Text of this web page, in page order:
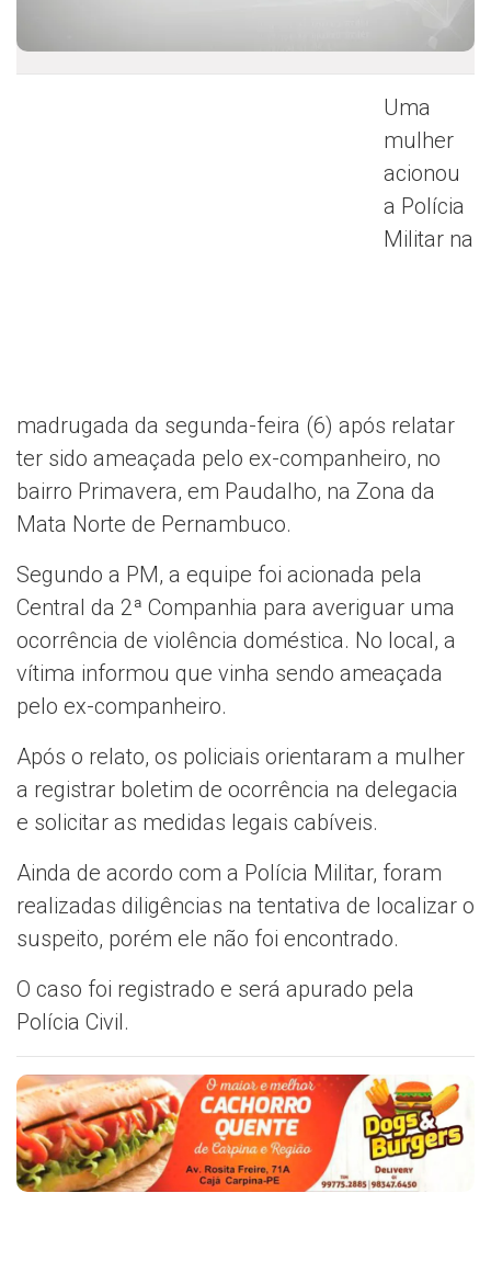
Uma
mulher
acionou
a Polícia
Militar na
madrugada da segunda-feira (6) após relatar
ter sido ameaçada pelo ex-companheiro, no
bairro Primavera, em Paudalho, na Zona da
Mata Norte de Pernambuco.
Segundo a PM, a equipe foi acionada pela
Central da 2ª Companhia para averiguar uma
ocorrência de violência doméstica. No local, a
vítima informou que vinha sendo ameaçada
pelo ex-companheiro.
Após o relato, os policiais orientaram a mulher
a registrar boletim de ocorrência na delegacia
e solicitar as medidas legais cabíveis.
Ainda de acordo com a Polícia Militar, foram
realizadas diligências na tentativa de localizar o
suspeito, porém ele não foi encontrado.
O caso foi registrado e será apurado pela
Polícia Civil.